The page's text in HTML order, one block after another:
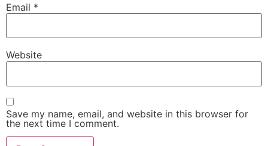
Email *
Website
Save my name, email, and website in this browser for
the next time I comment.